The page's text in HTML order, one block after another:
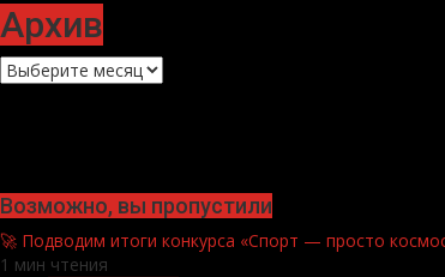
Архив
Архив
Возможно, вы пропустили
🚀 Подводим итоги конкурса «Спорт — просто
1 мин чтения